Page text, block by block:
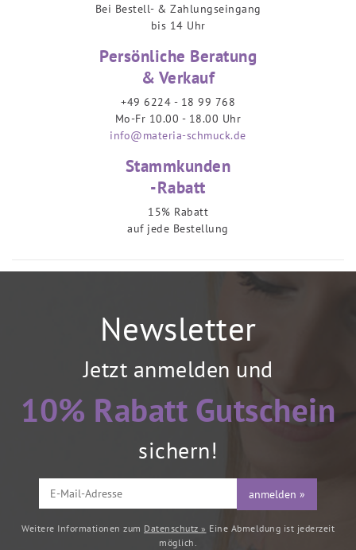
Bei Bestell- & Zahlungseingang
bis 14 Uhr
Persönliche Beratung
& Verkauf
+49 6224 - 18 99 768
Mo-Fr 10.00 - 18.00 Uhr
info@materia-schmuck.de
Stammkunden
-Rabatt
15% Rabatt
auf jede Bestellung
Newsletter
Jetzt anmelden und
10% Rabatt Gutschein
sichern!
anmelden »
Weitere Informationen zum Datenschutz » Eine Abmeldung ist jederzeit
möglich.